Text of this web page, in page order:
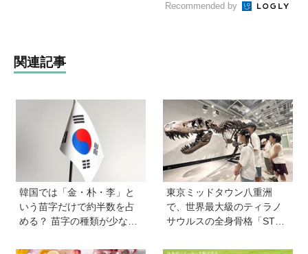
Recommended by
関連記事
韓国では「金・朴・李」と
いう苗字だけで約半数を占
める？ 苗字の種類が少ない
際問題】
東京ミッドタウン八重洲
で、世界最大級のティラノ
サウルスの全身骨格「STA
DS EXPO 2026 ダイナソー